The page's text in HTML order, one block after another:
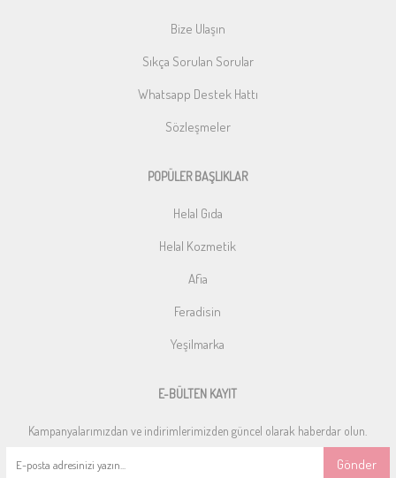
Bize Ulaşın
Sıkça Sorulan Sorular
Whatsapp Destek Hattı
Sözleşmeler
POPÜLER BAŞLIKLAR
Helal Gıda
Helal Kozmetik
Afia
Feradisin
Yeşilmarka
E-BÜLTEN KAYIT
Kampanyalarımızdan ve indirimlerimizden güncel olarak haberdar olun.
Gönder